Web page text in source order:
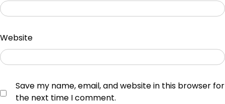
Website
Save my name, email, and website in this browser for
the next time I comment.